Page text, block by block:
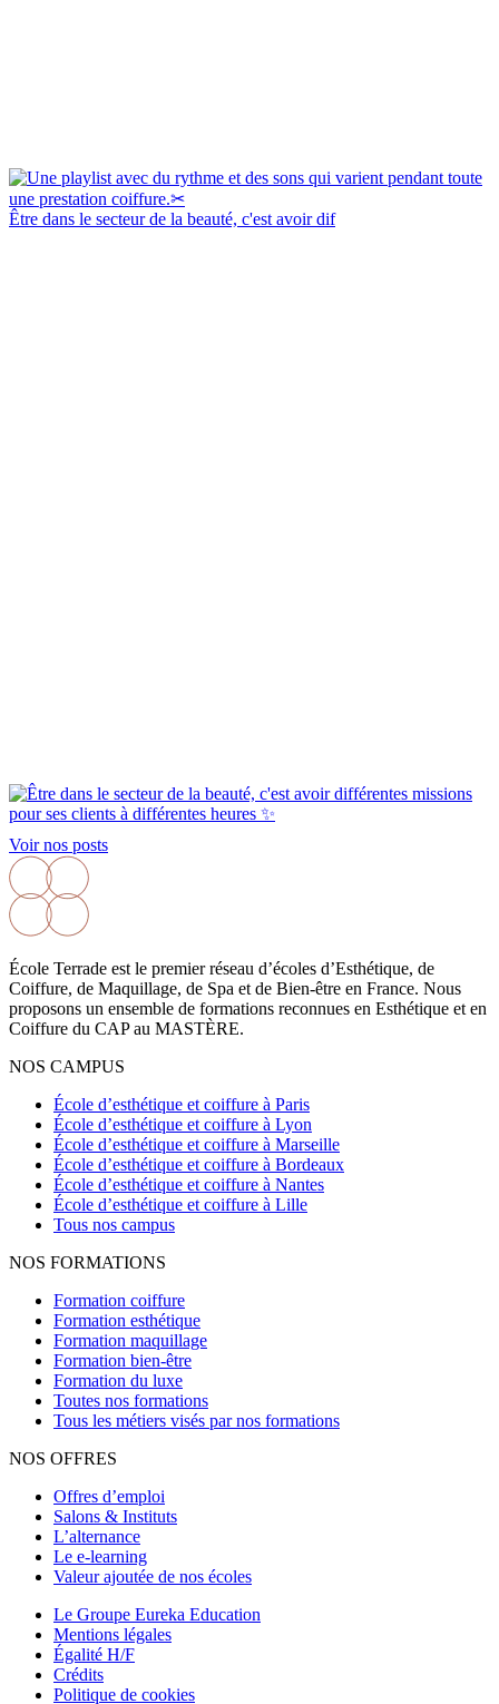
Être dans le secteur de la beauté, c'est avoir dif
Voir nos posts
École Terrade est le premier réseau d’écoles d’Esthétique, de
Coiffure, de Maquillage, de Spa et de Bien-être en France. Nous
proposons un ensemble de formations reconnues en Esthétique et en
Coiffure du CAP au MASTÈRE.
NOS CAMPUS
École d’esthétique et coiffure à Paris
École d’esthétique et coiffure à Lyon
École d’esthétique et coiffure à Marseille
École d’esthétique et coiffure à Bordeaux
École d’esthétique et coiffure à Nantes
École d’esthétique et coiffure à Lille
Tous nos campus
NOS FORMATIONS
Formation coiffure
Formation esthétique
Formation maquillage
Formation bien-être
Formation du luxe
Toutes nos formations
Tous les métiers visés par nos formations
NOS OFFRES
Offres d’emploi
Salons & Instituts
L’alternance
Le e-learning
Valeur ajoutée de nos écoles
Le Groupe Eureka Education
Mentions légales
Égalité H/F
Crédits
Politique de cookies